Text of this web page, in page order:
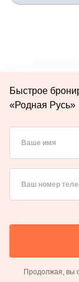
Быстрое
«Родная Русь»
Ваше имя
Ваш номер
Продолжая, вы